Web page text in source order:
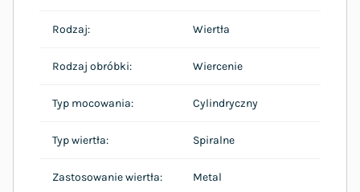
Rodzaj: Wiertła
Rodzaj obróbki: Wiercenie
Typ mocowania: Cylindryczny
Typ wiertła: Spiralne
Zastosowanie wiertła: Metal